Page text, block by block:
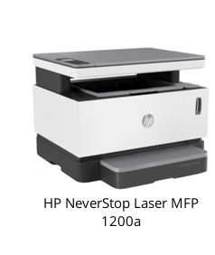
HP NeverStop Laser MFP
1200a